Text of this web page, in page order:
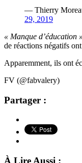
— Thierry
29, 2019
« Manque d’éducation »
de réactions négatifs
Apparemment, ils ont
FV (@fabvalery)
Partager :
À Lire Aussi :